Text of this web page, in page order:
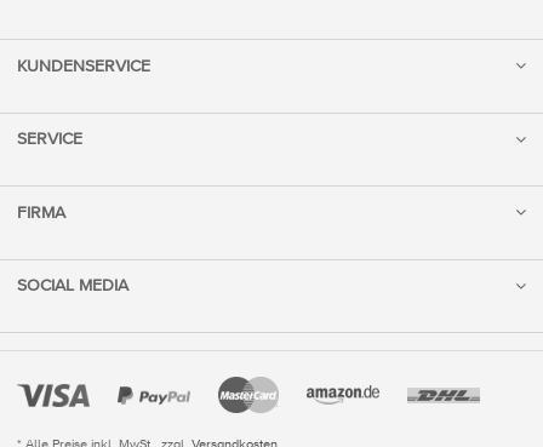
KUNDENSERVICE
SERVICE
FIRMA
SOCIAL MEDIA